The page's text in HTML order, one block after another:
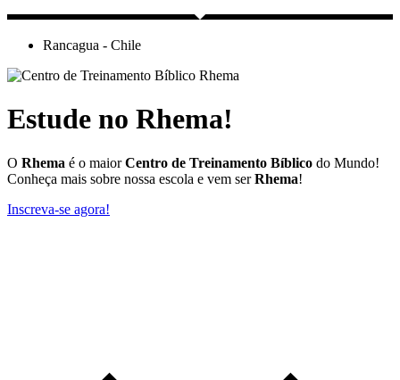
Rancagua - Chile
Estude no Rhema!
O Rhema é o maiorCentro de Treinamento Bíblico do Mundo!
Conheça mais sobre nossa escola e vem serRhema!
Inscreva-se agora!